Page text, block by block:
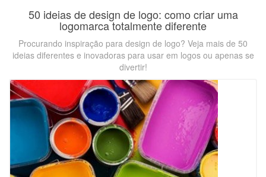
50 ideias de design de logo: como criar uma
logomarca totalmente diferente
Procurando inspiração para design de logo? Veja mais de 50
ideias diferentes e inovadoras para usar em logos ou apenas se
divertir!